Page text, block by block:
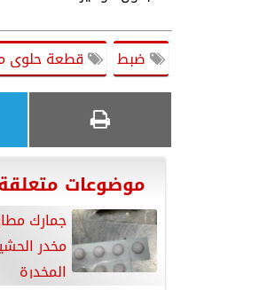
ضبط قطعة حلوى
موضوعات
جمارك
مخدر
المخدرة